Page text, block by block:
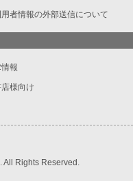
者情報の外部送信について
情報
様向け
Rights Reserved.